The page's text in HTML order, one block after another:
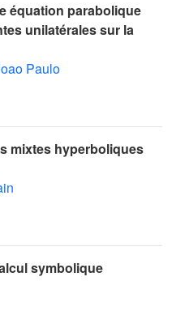
équation parabolique
unilatérales sur la
Paulo
mixtes hyperboliques
symbolique